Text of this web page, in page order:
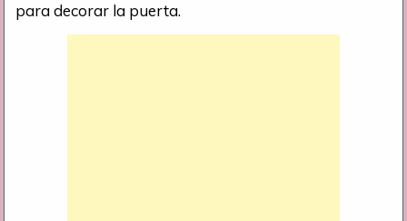
para decorar la puerta.